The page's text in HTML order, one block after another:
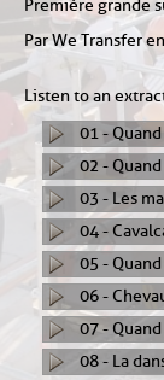
Première grande
Par We Transfer
Listen to an
01 -
02 -
03 - Les
04 -
05 -
06 -
07 -
08 - La